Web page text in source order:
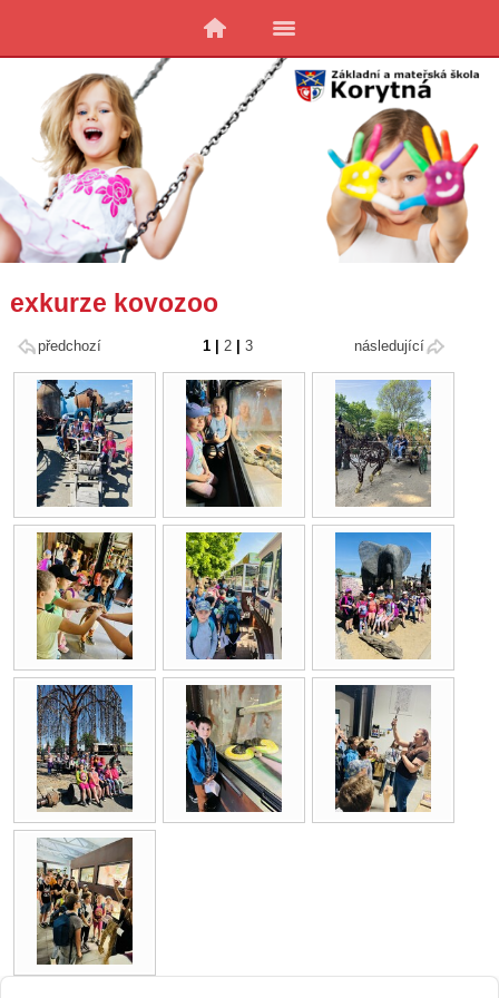
exkurze kovozoo
předchozí 1 2 3 následující